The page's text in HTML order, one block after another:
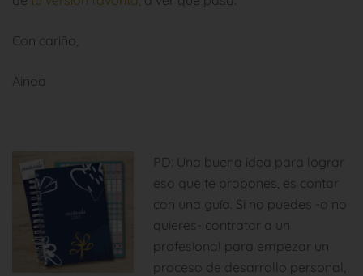
Con cariño,
Ainoa
PD: Una buena idea para lograr
eso que te propones, es contar
con una guía. Si no puedes -o no
quieres- contratar a un
profesional para empezar un
proceso de desarrollo personal,